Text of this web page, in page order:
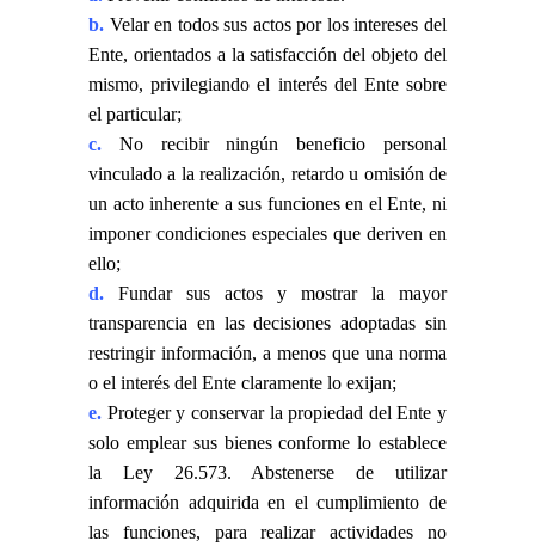
b. Velar en todos sus actos por los intereses del
Ente, orientados a la satisfacción del objeto del
mismo, privilegiando el interés del Ente sobre
el particular;
c. No recibir ningún beneficio personal
vinculado a la realización, retardo u omisión de
un acto inherente a sus funciones en el Ente, ni
imponer condiciones especiales que deriven en
ello;
d. Fundar sus actos y mostrar la mayor
transparencia en las decisiones adoptadas sin
restringir información, a menos que una norma
o el interés del Ente claramente lo exijan;
e. Proteger y conservar la propiedad del Ente y
solo emplear sus bienes conforme lo establece
la Ley 26.573. Abstenerse de utilizar
información adquirida en el cumplimiento de
las funciones, para realizar actividades no